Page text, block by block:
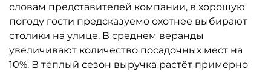
словам представителей компании, в хорошую
погоду гости предсказуемо охотнее выбирают
столики на улице. В среднем веранды
увеличивают количество посадочных мест на
10%. В тёплый сезон выручка растёт примерно